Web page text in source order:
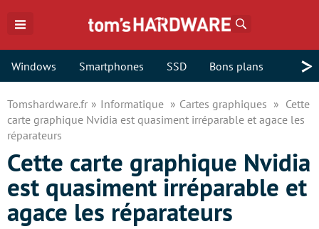
Windows Smartphones SSD Bons plans >
Tomshardware.fr Informatique Cartes graphiques
Cette
carte graphique Nvidia est quasiment irréparable et agace les
réparateurs
Cette carte graphique Nvidia
est quasiment irréparable et
agace les réparateurs